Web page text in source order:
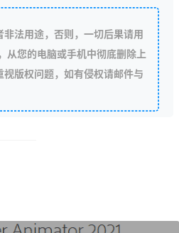
法用途，否则，一切后果请用
从您的电脑或手机中彻底删除上
版权问题，如有侵权请邮件与